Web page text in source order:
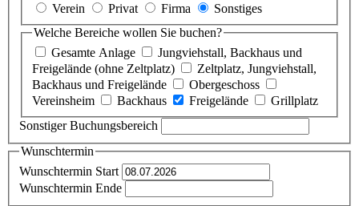
Verein
Privat Firma
Sonstiges
Welche Bereiche wollen Sie buchen?
Gesamte Anlage
Jungviehstall, Backhaus und
Freigelände (ohne Zeltplatz)
Zeltplatz, Jungviehstall,
Backhaus und Freigelände
Obergeschoss
Vereinsheim
Backhaus Freigelände
Grillplatz
Sonstiger Buchungsbereich
Wunschtermin
Wunschtermin Start
Wunschtermin Ende